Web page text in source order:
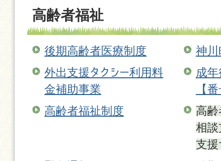
高齢者福祉
後期高齢者医療制度
神川
外出支援タクシー利用料
金補助事業
成年
【
高齢者福祉制度
高齢
相談
支援